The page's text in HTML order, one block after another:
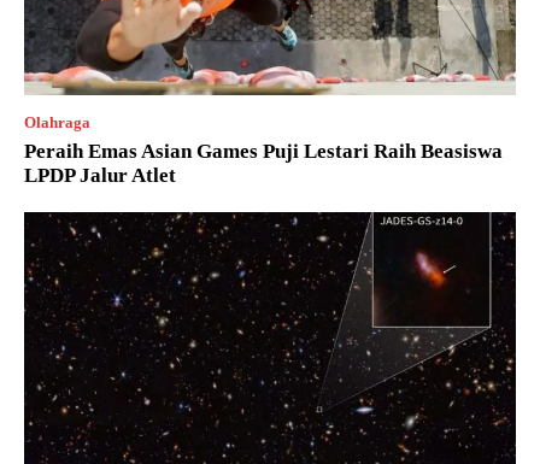
Olahraga
Peraih Emas Asian Games Puji Lestari Raih Beasiswa
LPDP Jalur Atlet